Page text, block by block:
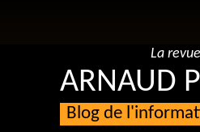
La
ARNAUD
Blog de